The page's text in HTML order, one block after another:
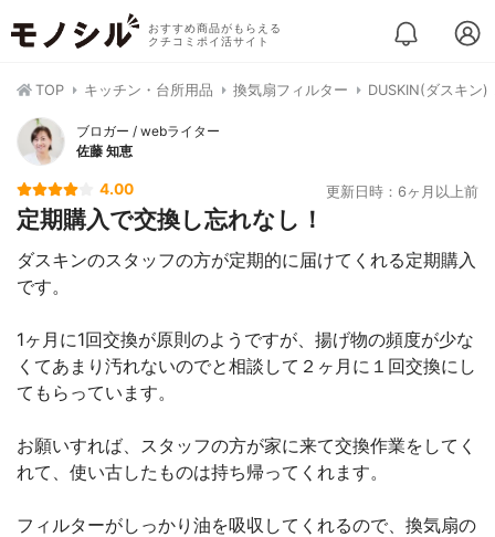
おすすめ商品がもらえる
クチコミポイ活サイト
TOP キッチン・台所用品 換気扇フィルター DUSKIN(ダスキン
ブロガー / webライター
佐藤 知恵
4.00 更新日時：6ヶ月以上前
定期購入で交換し忘れなし！
ダスキンのスタッフの方が定期的に届けてくれる定期購入
です。
1ヶ月に1回交換が原則のようですが、揚げ物の頻度が少な
くてあまり汚れないのでと相談して２ヶ月に１回交換にし
てもらっています。
お願いすれば、スタッフの方が家に来て交換作業をしてく
れて、使い古したものは持ち帰ってくれます。
フィルターがしっかり油を吸収してくれるので、換気扇の